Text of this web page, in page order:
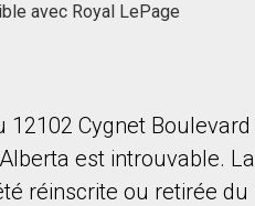
avec Royal LePage
12102 Cygnet Boulevard
est introuvable. La
réinscrite ou retirée du